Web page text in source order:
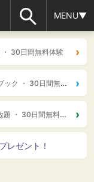
MENU▼
30日間無料体験 ›
・ 30日間無料体験 ›
・ 30日間無料体験 ›
レゼント！